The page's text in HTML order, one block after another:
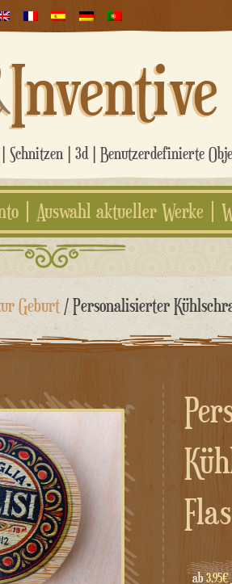
Inventive
| 3d | Benutzerdefinierte
Auswahl aktueller Werke
Geburt/ Personalisierter
Personalisierter
ab3.95€